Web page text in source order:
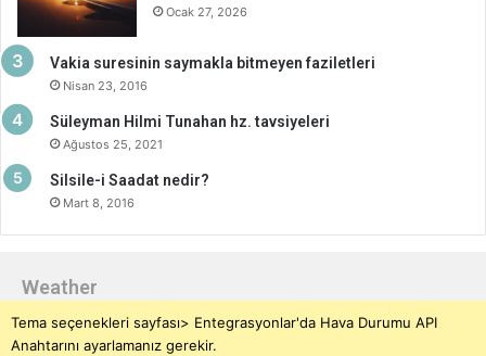
Ocak 27, 2026
Vakia suresinin saymakla bitmeyen faziletleri
Nisan 23, 2016
Süleyman Hilmi Tunahan hz. tavsiyeleri
Ağustos 25, 2021
Silsile-i Saadat nedir?
Mart 8, 2016
Weather
Tema seçenekleri sayfası> Entegrasyonlar'da Hava Durumu API
Anahtarını ayarlamanız gerekir.